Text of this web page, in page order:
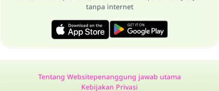
tanpa internet
Tentang Websitepenanggung jawab utama
Kebijakan Privasi